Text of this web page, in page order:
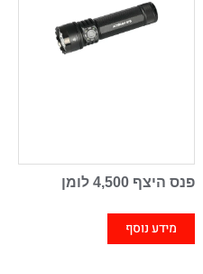
פנס היצף 4,500 לומן
מידע נוסף